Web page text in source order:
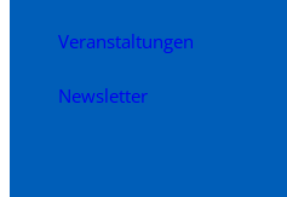
Veranstaltungen
Newsletter